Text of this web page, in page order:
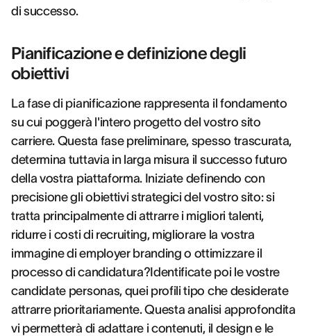
di successo.
Pianificazione e definizione degli
obiettivi
La fase di pianificazione rappresenta il fondamento
su cui poggerà l'intero progetto del vostro sito
carriere. Questa fase preliminare, spesso trascurata,
determina tuttavia in larga misura il successo futuro
della vostra piattaforma. Iniziate definendo con
precisione gli obiettivi strategici del vostro sito: si
tratta principalmente di attrarre i migliori talenti,
ridurre i costi di recruiting, migliorare la vostra
immagine di employer branding o ottimizzare il
processo di candidatura?Identificate poi le vostre
candidate personas, quei profili tipo che desiderate
attrarre prioritariamente. Questa analisi approfondita
vi permetterà di adattare i contenuti, il design e le